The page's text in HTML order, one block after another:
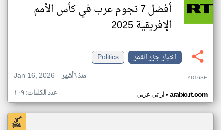
أفضل 7 نجوم عرب في كأس الأمم
الإفريقية 2025
اخبار جزر القمر
Politics
Jan 16, 2026
منذ ٦ أشهر YD16SE
ار تي عربي• arabic.rt.com عدد الكلمات: ١٠٩